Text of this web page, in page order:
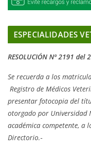
ESPECIALIDADES
RESOLUCIÓN Nº 2191 del
Se recuerda a los
Registro de Médicos
presentar fotocopia del
otorgado por Universidad
académica competente, a
Directorio.-